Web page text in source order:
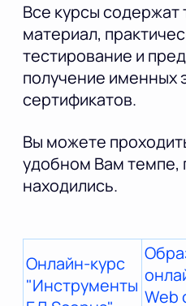
Все курсы содержат
материал,
тестирование и
получение именных
сертификатов.
Вы можете
удобном Вам темпе,
находились.
Онлайн-курс
"Инструменты
Web